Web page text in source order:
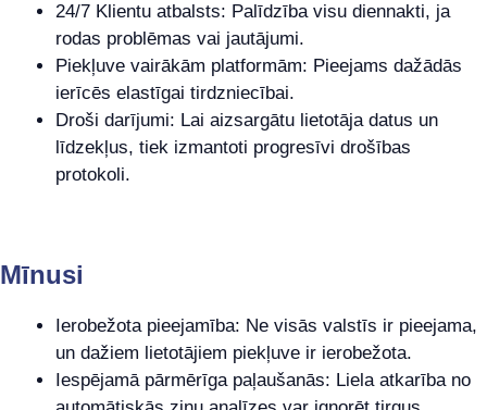
24/7 Klientu atbalsts: Palīdzība visu diennakti, ja
rodas problēmas vai jautājumi.
Piekļuve vairākām platformām: Pieejams dažādās
ierīcēs elastīgai tirdzniecībai.
Droši darījumi: Lai aizsargātu lietotāja datus un
līdzekļus, tiek izmantoti progresīvi drošības
protokoli.
Mīnusi
Ierobežota pieejamība: Ne visās valstīs ir pieejama,
un dažiem lietotājiem piekļuve ir ierobežota.
Iespējamā pārmērīga paļaušanās: Liela atkarība no